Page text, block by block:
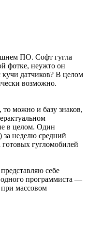
ПО. Софт гугла
фотке, неужто он
кучи датчиков? В целом
возможно.
то можно и базу знаков,
в целом. Один
неделю средний
готовых гугломобилей
себе
программиста —
массовом